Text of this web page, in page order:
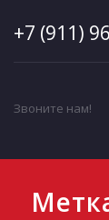
+7 (911)
Звоните нам!